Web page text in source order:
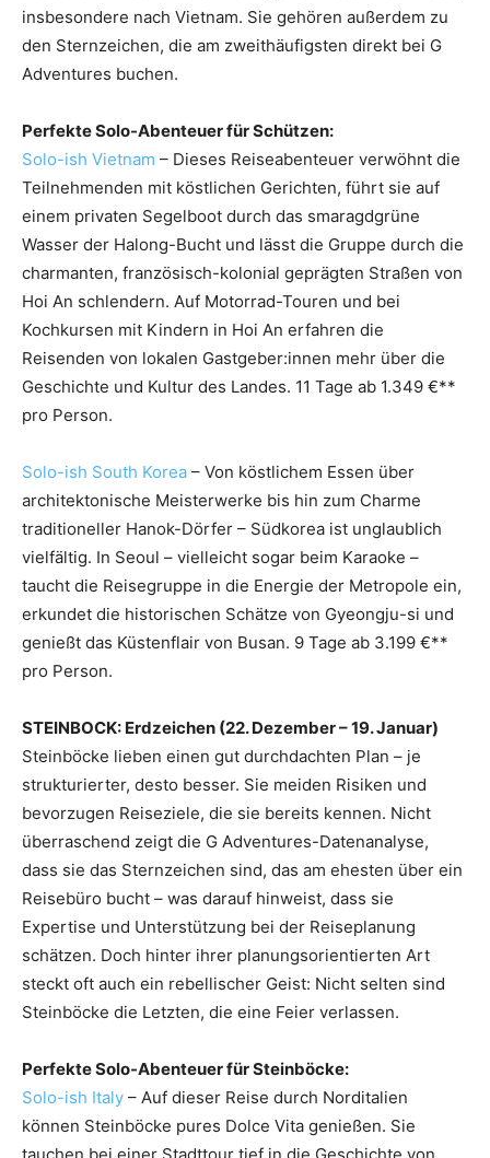
insbesondere nach Vietnam. Sie gehören außerdem zu
den Sternzeichen, die am zweithäufigsten direkt bei G
Adventures buchen.
Perfekte Solo-Abenteuer für Schützen:
Solo-ish Vietnam – Dieses Reiseabenteuer verwöhnt die
Teilnehmenden mit köstlichen Gerichten, führt sie auf
einem privaten Segelboot durch das smaragdgrüne
Wasser der Halong-Bucht und lässt die Gruppe durch die
charmanten, französisch-kolonial geprägten Straßen von
Hoi An schlendern. Auf Motorrad-Touren und bei
Kochkursen mit Kindern in Hoi An erfahren die
Reisenden von lokalen Gastgeber:innen mehr über die
Geschichte und Kultur des Landes. 11 Tage ab 1.349 €**
pro Person.
Solo-ish South Korea – Von köstlichem Essen über
architektonische Meisterwerke bis hin zum Charme
traditioneller Hanok-Dörfer – Südkorea ist unglaublich
vielfältig. In Seoul – vielleicht sogar beim Karaoke –
taucht die Reisegruppe in die Energie der Metropole ein,
erkundet die historischen Schätze von Gyeongju-si und
genießt das Küstenflair von Busan. 9 Tage ab 3.199 €**
pro Person.
STEINBOCK: Erdzeichen (22. Dezember – 19. Januar)
Steinböcke lieben einen gut durchdachten Plan – je
strukturierter, desto besser. Sie meiden Risiken und
bevorzugen Reiseziele, die sie bereits kennen. Nicht
überraschend zeigt die G Adventures-Datenanalyse,
dass sie das Sternzeichen sind, das am ehesten über ein
Reisebüro bucht – was darauf hinweist, dass sie
Expertise und Unterstützung bei der Reiseplanung
schätzen. Doch hinter ihrer planungsorientierten Art
steckt oft auch ein rebellischer Geist: Nicht selten sind
Steinböcke die Letzten, die eine Feier verlassen.
Perfekte Solo-Abenteuer für Steinböcke:
Solo-ish Italy – Auf dieser Reise durch Norditalien
können Steinböcke pures Dolce Vita genießen. Sie